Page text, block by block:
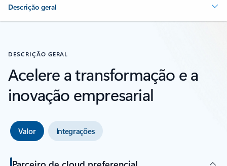
Descrição geral
DESCRIÇÃO GERAL
Acelere a transformação e a
inovação empresarial
Valor Integrações